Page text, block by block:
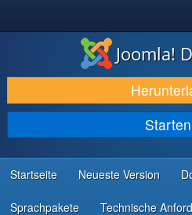
DOWNLOAD & ERWEITERN
ENTDECKEN & LERNEN
COMMUNITY & SUPPORT
RESSOURCEN FÜR ENTWICKLER
Joomla!
Starten
Startseite Neueste Version
Sprachpakete Technische